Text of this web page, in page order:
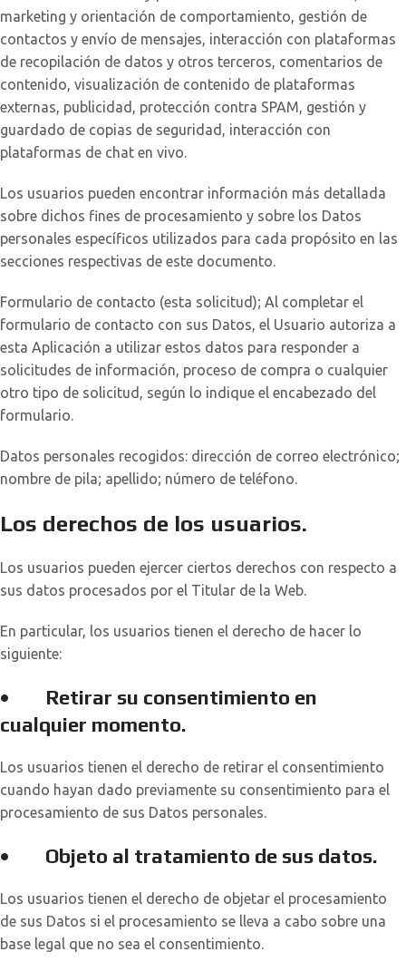
marketing y orientación de comportamiento, gestión de
contactos y envío de mensajes, interacción con plataformas
de recopilación de datos y otros terceros, comentarios de
contenido, visualización de contenido de plataformas
externas, publicidad, protección contra SPAM, gestión y
guardado de copias de seguridad, interacción con
plataformas de chat en vivo.
Los usuarios pueden encontrar información más detallada
sobre dichos fines de procesamiento y sobre los Datos
personales específicos utilizados para cada propósito en las
secciones respectivas de este documento.
Formulario de contacto (esta solicitud); Al completar el
formulario de contacto con sus Datos, el Usuario autoriza a
esta Aplicación a utilizar estos datos para responder a
solicitudes de información, proceso de compra o cualquier
otro tipo de solicitud, según lo indique el encabezado del
formulario.
Datos personales recogidos: dirección de correo electrónico;
nombre de pila; apellido; número de teléfono.
Los derechos de los usuarios.
Los usuarios pueden ejercer ciertos derechos con respecto a
sus datos procesados por el Titular de la Web.
En particular, los usuarios tienen el derecho de hacer lo
siguiente:
• Retirar su consentimiento en
cualquier momento.
Los usuarios tienen el derecho de retirar el consentimiento
cuando hayan dado previamente su consentimiento para el
procesamiento de sus Datos personales.
• Objeto al tratamiento de sus datos.
Los usuarios tienen el derecho de objetar el procesamiento
de sus Datos si el procesamiento se lleva a cabo sobre una
base legal que no sea el consentimiento.